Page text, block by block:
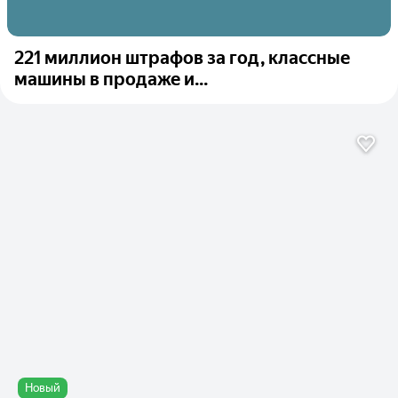
221 миллион штрафов за год, классные
машины в продаже и...
Новый